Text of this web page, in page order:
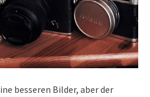
besseren Bilder, aber der